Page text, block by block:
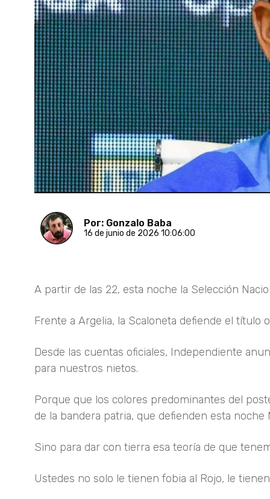
Por: Gonzalo Baba
16 de junio de 2026 10:06:00
A partir de las 22, esta noche la Selección
Frente a Argelia, la Scaloneta defiende el título
Desde las cuentas oficiales, Independiente
para nuestros nietos.
Porque que los colores predominantes del
de la bandera patria, que defienden esta
Sino para dar con tierra esa teoría de que
Ustedes no solo le tienen fobia al Rojo, le